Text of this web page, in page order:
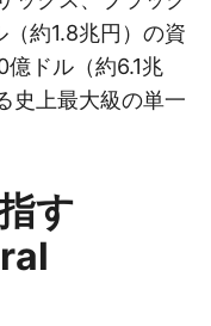
約1.8兆円）の資
ドル（約6.1兆
史上最大級の単一
す